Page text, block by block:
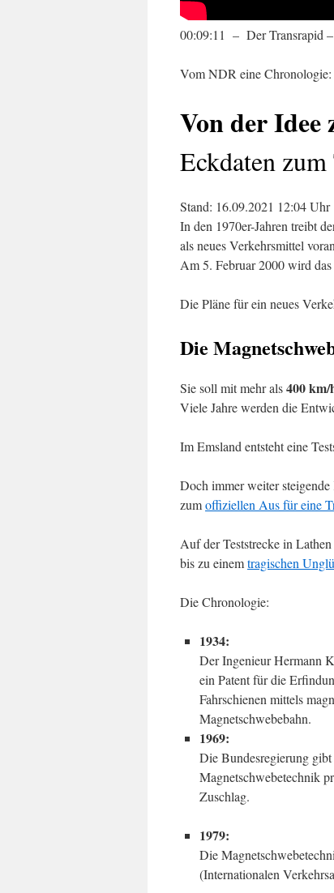
00:09:11 – Der Transrapid –
Vom NDR eine Chronologie:
Von der Idee
Eckdaten
Stand: 16.09.2021 12:04 Uhr
In den 1970er-Jahren treibt
als neues Verkehrsmittel
Am 5. Februar 2000 wird
Die Pläne für ein neues
Die
Sie soll mit mehr als400 km/
Viele Jahre werden die
Im Emsland entsteht eine
Doch immer weiter
zumoffiziellen Aus für eine
Auf der Teststrecke in
bis zu einemtragischen
Die Chronologie:
1934:
Der Ingenieur Hermann
ein Patent für die
Fahrschienen mittels
Magnetschwebebahn.
1969:
Die Bundesregierung
Magnetschwebetechnik
Zuschlag.
1979:
Die
(Internationalen